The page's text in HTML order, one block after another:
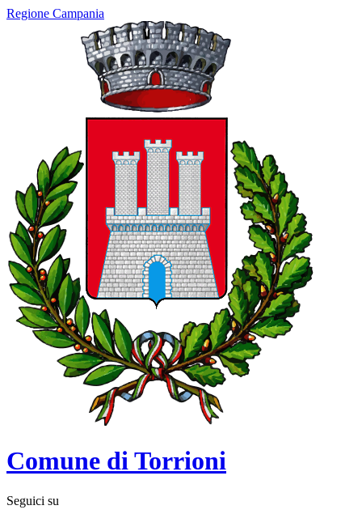
Regione Campania
Comune di Torrioni
Seguici su